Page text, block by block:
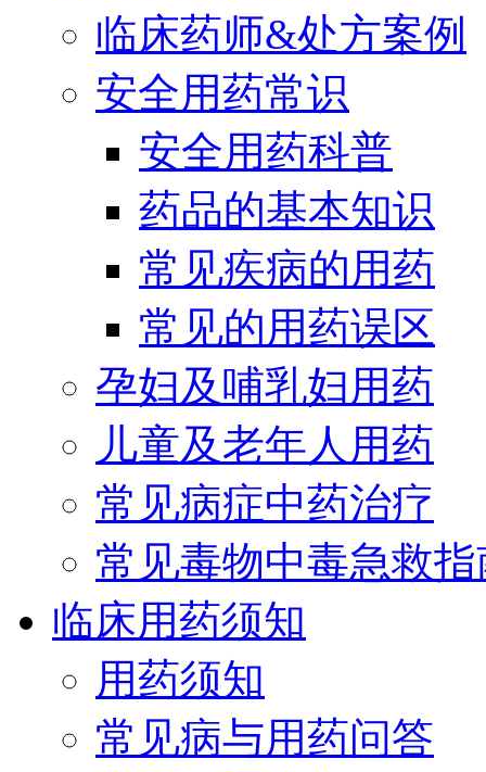
临床药师&处方案例
安全用药常识
安全用药科普
药品的基本知识
常见疾病的用药
常见的用药误区
孕妇及哺乳妇用药
儿童及老年人用药
常见病症中药治疗
常见毒物中毒急救指
临床用药须知
用药须知
常见病与用药问答